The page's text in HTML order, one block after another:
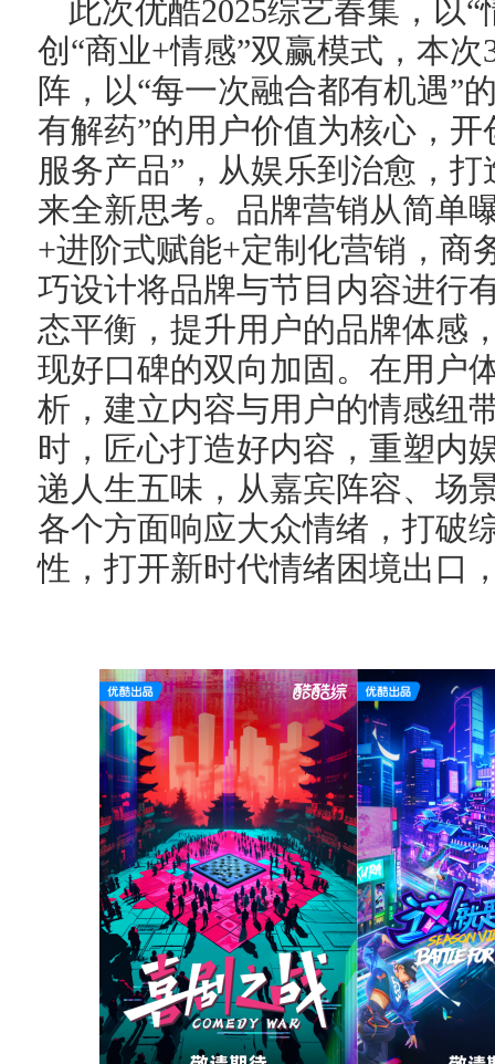
此次优酷2025综艺春集，以
创“商业+情感”双赢模式，本
阵，以“每一次融合都有机遇”
有解药”的用户价值为核心，
服务产品”，从娱乐到治愈，
来全新思考。品牌营销从简单
+进阶式赋能+定制化营销，商
巧设计将品牌与节目内容进行
态平衡，提升用户的品牌体感
现好口碑的双向加固。在用户
析，建立内容与用户的情感纽
时，匠心打造好内容，重塑内
递人生五味，从嘉宾阵容、场
各个方面响应大众情绪，打破
性，打开新时代情绪困境出口